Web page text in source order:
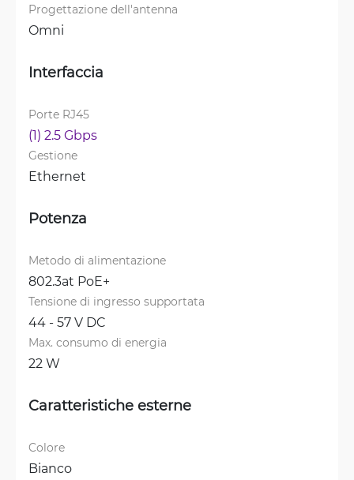
Progettazione dell'antenna
Omni
Interfaccia
Porte RJ45
(1) 2.5 Gbps
Gestione
Ethernet
Potenza
Metodo di alimentazione
802.3at PoE+
Tensione di ingresso supportata
44 - 57 V DC
Max. consumo di energia
22 W
Caratteristiche esterne
Colore
Bianco